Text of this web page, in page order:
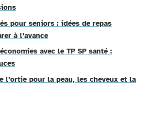
pour seniors : idées de repas
à l’avance
avec le TP SP santé :
l’ortie pour la peau, les cheveux et la